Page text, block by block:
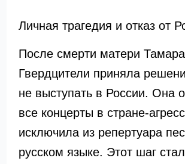
Личная трагедия и отказ от
После смерти матери Тамара
Гвердцители приняла
не выступать в России. Она
все концерты в стране-
исключила из репертуара
русском языке. Этот шаг